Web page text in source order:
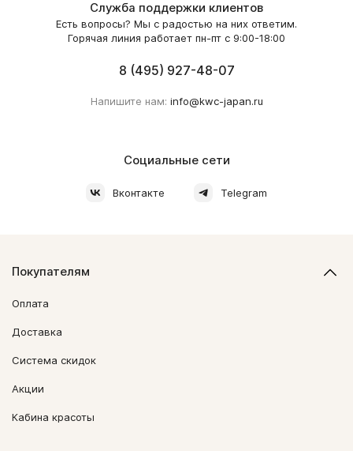
Служба поддержки клиентов
Есть вопросы? Мы с радостью на них ответим.
Горячая линия работает пн-пт с 9:00-18:00
8 (495) 927-48-07
Напишите нам: info@kwc-japan.ru
Социальные сети
Вконтакте Telegram
Покупателям
Оплата
Доставка
Система скидок
Акции
Кабина красоты